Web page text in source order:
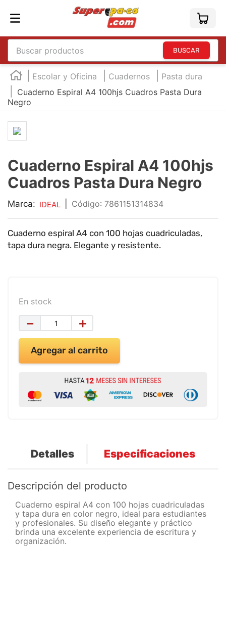
Buscar productos
Escolar y Oficina Cuadernos
Pasta dura
Cuaderno Espiral A4 100hjs Cuadros Pasta Dura
Negro
Cuaderno Espiral A4 100hjs
Cuadros Pasta Dura Negro
Marca: IDEAL : 7861151314834
Cuaderno espiral A4 con 100 hojas cuadriculadas,
tapa dura negra. Elegante y resistente.
En stock
＋
－
Agregar al carrito
Detalles Especificaciones
Descripción del producto
Cuaderno espiral A4 con 100 hojas cuadriculadas
y tapa dura en color negro, ideal para estudiantes
y profesionales. Su diseño elegante y práctico
brinda una excelente experiencia de escritura y
organización.
TÉRMINOS MÁS BUSCADOS
1.
england
2.
3.
4.
mouse
marcadores
impresora
10. cuadernos